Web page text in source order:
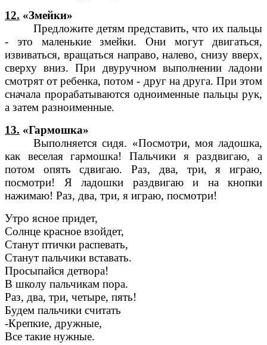
12. «Змейки»
Предложите детям представить, что их пальцы
- это маленькие змейки. Они могут двигаться,
извиваться, вращаться направо, налево, снизу вверх,
сверху вниз. При двуручном выполнении ладони
смотрят от ребенка, потом - друг на друга. При этом
сначала прорабатываются одноименные пальцы рук,
а затем разноименные.
13. «Гармошка»
Выполняется сидя. «Посмотри, моя ладошка,
как веселая гармошка! Пальчики я раздвигаю, а
потом опять сдвигаю. Раз, два, три, я играю,
посмотри! Я ладошки раздвигаю и на кнопки
нажимаю! Раз, два, три, я играю, посмотри!
Утро ясное придет,
Солнце красное взойдет,
Станут птички распевать,
Станут пальчики вставать.
Просыпайся детвора!
В школу пальчикам пора.
Раз, два, три, четыре, пять!
Будем пальчики считать
-Крепкие, дружные,
Все такие нужные.